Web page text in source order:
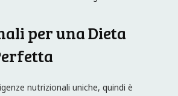
per una Dieta
nutrizionali uniche, quindi è